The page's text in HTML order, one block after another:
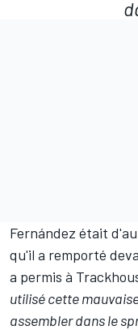
Fernández était
qu'il a remporté
a permis à
utilisé cette
assembler dans le